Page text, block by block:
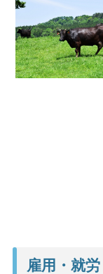
雇用・就労